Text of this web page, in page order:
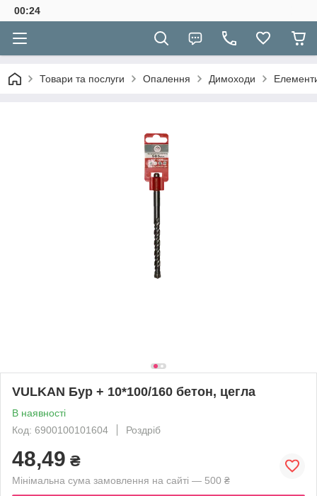
00:24
Товари та послуги Опалення Димоходи
VULKAN Бур + 10*100/160 бетон, цегла
В наявності
Код: 6900100101604
Роздріб
48,49 ₴
Мінімальна сума замовлення на сайті — 500 ₴